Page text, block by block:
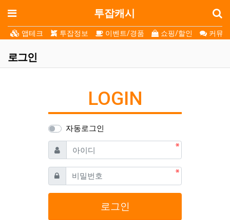
메뉴 투잡캐시
앱테크 투잡정보 이벤트/경품 쇼핑/할인 커뮤
로그인
LOGIN
자동로그인
아이디
필수
비밀번호필수
로그인